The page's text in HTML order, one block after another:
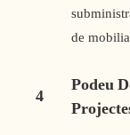
de
4
Podeu